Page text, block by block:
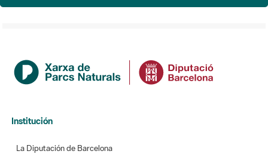
Institución
La Diputación de Barcelona